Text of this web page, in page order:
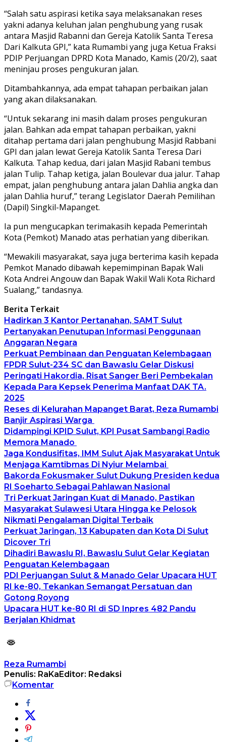
“Salah satu aspirasi ketika saya melaksanakan reses
yakni adanya keluhan jalan penghubung yang rusak
antara Masjid Rabanni dan Gereja Katolik Santa Teresa
Dari Kalkuta GPI,” kata Rumambi yang juga Ketua Fraksi
PDIP Perjuangan DPRD Kota Manado, Kamis (20/2), saat
meninjau proses pengukuran jalan.
Ditambahkannya, ada empat tahapan perbaikan jalan
yang akan dilaksanakan.
“Untuk sekarang ini masih dalam proses pengukuran
jalan. Bahkan ada empat tahapan perbaikan, yakni
ditahap pertama dari jalan penghubung Masjid Rabbani
GPI dan jalan lewat Gereja Katolik Santa Teresa Dari
Kalkuta. Tahap kedua, dari jalan Masjid Rabani tembus
jalan Tulip. Tahap ketiga, jalan Boulevar dua jalur. Tahap
empat, jalan penghubung antara jalan Dahlia angka dan
jalan Dahlia huruf,” terang Legislator Daerah Pemilihan
(Dapil) Singkil-Mapanget.
Ia pun mengucapkan terimakasih kepada Pemerintah
Kota (Pemkot) Manado atas perhatian yang diberikan.
“Mewakili masyarakat, saya juga berterima kasih kepada
Pemkot Manado dibawah kepemimpinan Bapak Wali
Kota Andrei Angouw dan Bapak Wakil Wali Kota Richard
Sualang,” tandasnya.
Berita Terkait
Hadirkan 3 Kantor Pertanahan, SAMT Sulut
Pertanyakan Penutupan Informasi Penggunaan
Anggaran Negara
Perkuat Pembinaan dan Penguatan Kelembagaan
FPDR Sulut-234 SC dan Bawaslu Gelar Diskusi
Peringati Hakordia, Risat Sanger Beri Pembekalan
Kepada Para Kepsek Penerima Manfaat DAK TA.
2025
Reses di Kelurahan Mapanget Barat, Reza Rumambi
Banjir Aspirasi Warga
Didampingi KPID Sulut, KPI Pusat Sambangi Radio
Memora Manado
Jaga Kondusifitas, IMM Sulut Ajak Masyarakat Untuk
Menjaga Kamtibmas Di Nyiur Melambai
Bakorda Fokusmaker Sulut Dukung Presiden kedua
RI Soeharto Sebagai Pahlawan Nasional
Tri Perkuat Jaringan Kuat di Manado, Pastikan
Masyarakat Sulawesi Utara Hingga ke Pelosok
Nikmati Pengalaman Digital Terbaik
Perkuat Jaringan, 13 Kabupaten dan Kota Di Sulut
Dicover Tri
Dihadiri Bawaslu RI, Bawaslu Sulut Gelar Kegiatan
Penguatan Kelembagaan
PDI Perjuangan Sulut & Manado Gelar Upacara HUT
RI ke-80, Tekankan Semangat Persatuan dan
Gotong Royong
Upacara HUT ke-80 RI di SD Inpres 482 Pandu
Berjalan Khidmat
Reza Rumambi
Penulis: RaKaEditor: Redaksi
Komentar